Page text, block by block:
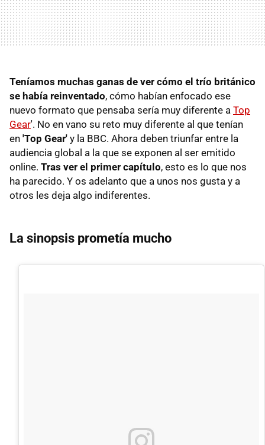
Teníamos muchas ganas de ver cómo el trío británico
se había reinventado, cómo habían enfocado ese
nuevo formato que pensaba sería muy diferente a Top
Gear'. No en vano su reto muy diferente al que tenían
en 'Top Gear' y la BBC. Ahora deben triunfar entre la
audiencia global a la que se exponen al ser emitido
online. Tras ver el primer capítulo, esto es lo que nos
ha parecido. Y os adelanto que a unos nos gusta y a
otros les deja algo indiferentes.
La sinopsis prometía mucho